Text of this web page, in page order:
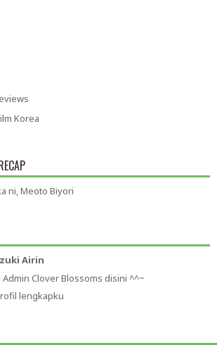
Korea
ni, Meoto Biyori
Airin
Admin Clover Blossoms disini ^^~
lengkapku